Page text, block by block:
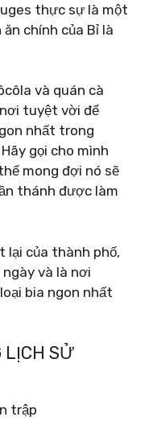
thực sự là một
chính của Bỉ là
và quán cà
tuyệt vời để
nhất trong
gọi cho mình
mong đợi nó sẽ
thánh được làm
lại của thành phố,
ngày và là nơi
bia ngon nhất
LỊCH SỬ
trập